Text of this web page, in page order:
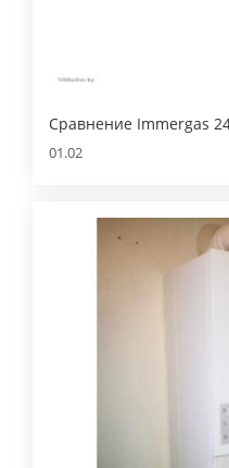
Сравнение Immergas
01.02